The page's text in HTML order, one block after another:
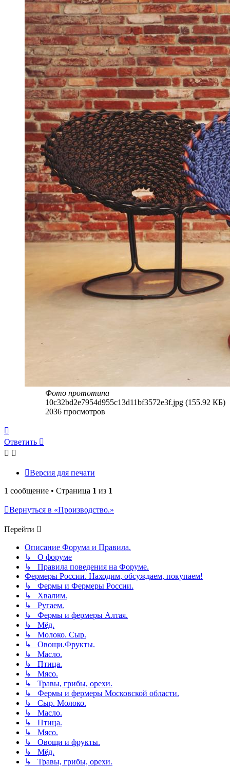
Фото прототипа
10c32bd2e7954d955c13d11bf3572e3f.jpg (155.92 КБ)
2036 просмотров
к
началу
Ответить
Версия для печати
1 сообщение • Страница 1 из 1
Вернуться в «Производство.»
Перейти
Описание Форума и Правила.
↳ О форуме
↳ Правила поведения на Форуме.
Фермеры России. Находим, обсуждаем, покупаем!
↳ Фермы и Фермеры России.
↳ Хвалим.
↳ Ругаем.
↳ Фермы и фермеры Алтая.
↳ Мёд.
↳ Молоко. Сыр.
↳ Овощи.Фрукты.
↳ Масло.
↳ Птица.
↳ Мясо.
↳ Травы, грибы, орехи.
↳ Фермы и фермеры Московской области.
↳ Сыр. Молоко.
↳ Масло.
↳ Птица.
↳ Мясо.
↳ Овощи и фрукты.
↳ Мёд.
↳ Травы, грибы, орехи.